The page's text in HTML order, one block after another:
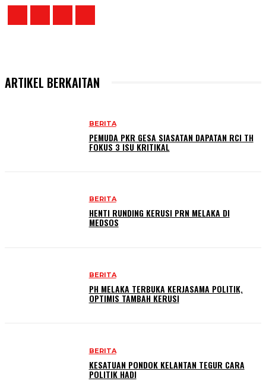
ARTIKEL BERKAITAN
BERITA
PEMUDA PKR GESA SIASATAN DAPATAN RCI TH
FOKUS 3 ISU KRITIKAL
BERITA
HENTI RUNDING KERUSI PRN MELAKA DI
MEDSOS
BERITA
PH MELAKA TERBUKA KERJASAMA POLITIK,
OPTIMIS TAMBAH KERUSI
BERITA
KESATUAN PONDOK KELANTAN TEGUR CARA
POLITIK HADI